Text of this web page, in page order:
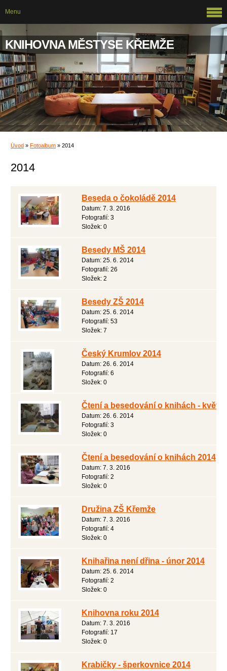
KNIHOVNA MĚSTYSE KŘEMŽE
Úvod » Fotoalbum » 2014
2014
Beseda o čokoládě 2014
Datum: 7. 3. 2016
Fotografií: 3
Složek: 0
Besedy MŠ 2014
Datum: 25. 6. 2014
Fotografií: 26
Složek: 2
Besedy ZŠ 2014
Datum: 25. 6. 2014
Fotografií: 53
Složek: 7
Český Krumlov 2014
Datum: 26. 6. 2014
Fotografií: 6
Složek: 0
Čtení a besedování o knihách -
Datum: 26. 6. 2014
Fotografií: 3
Složek: 0
Čtení a besedování o knihách 2014
Datum: 7. 3. 2016
Fotografií: 2
Složek: 0
Družina ZŠ Křemže
Datum: 7. 3. 2016
Fotografií: 4
Složek: 0
Knihařina není dřina - únor 2014
Datum: 25. 6. 2014
Fotografií: 2
Složek: 0
Knihovna roku 2014
Datum: 7. 3. 2016
Fotografií: 17
Složek: 0
Krabičky - šperkovnice 2014
Menu